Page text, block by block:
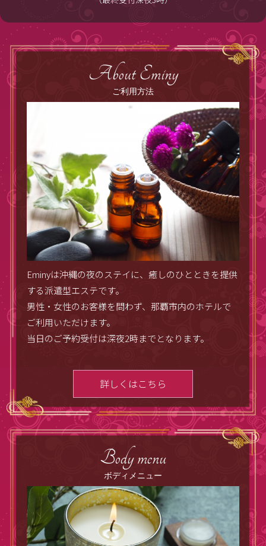
About Eminy
ご利用方法
Eminyは沖縄の夜のステイに、癒しのひとときを提供
する派遣型エステです。
男性・女性のお客様を問わず、那覇市内のホテルで
ご利用いただけます。
当日のご予約受付は深夜2時までとなります。
詳しくはこちら
Body menu
ボディメニュー